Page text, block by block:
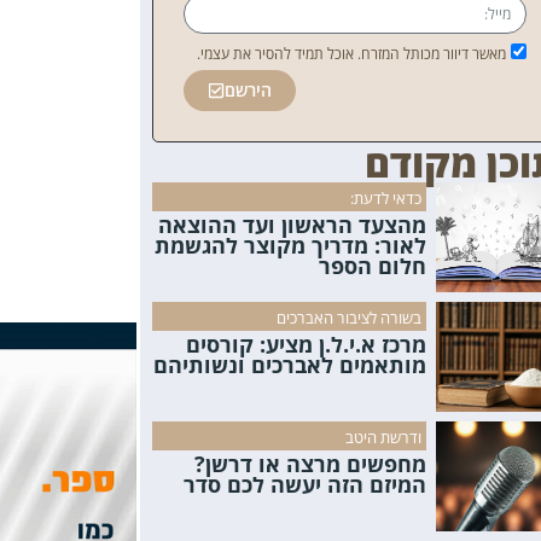
מאשר דיוור מכותל המזרח. אוכל תמיד להסיר את עצמי.
הירשם
מקודם
כדאי לדעת:
מהצעד הראשון ועד ההוצאה
לאור: מדריך מקוצר להגשמת
חלום הספר
בשורה לציבור האברכים
מרכז א.י.ל.ן מציע: קורסים
מותאמים לאברכים ונשותיהם
ודרשת היטב
מחפשים מרצה או דרשן?
המיזם הזה יעשה לכם סדר